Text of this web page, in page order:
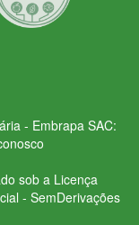
- Embrapa SAC:
sob a Licença
- SemDerivações